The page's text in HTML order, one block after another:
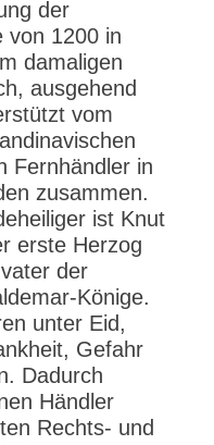
der
von 1200 in
damaligen
ausgehend
vom
Fernhändler in
zusammen.
ist Knut
erste Herzog
der
Könige.
unter Eid,
Gefahr
Dadurch
Händler
Rechts- und